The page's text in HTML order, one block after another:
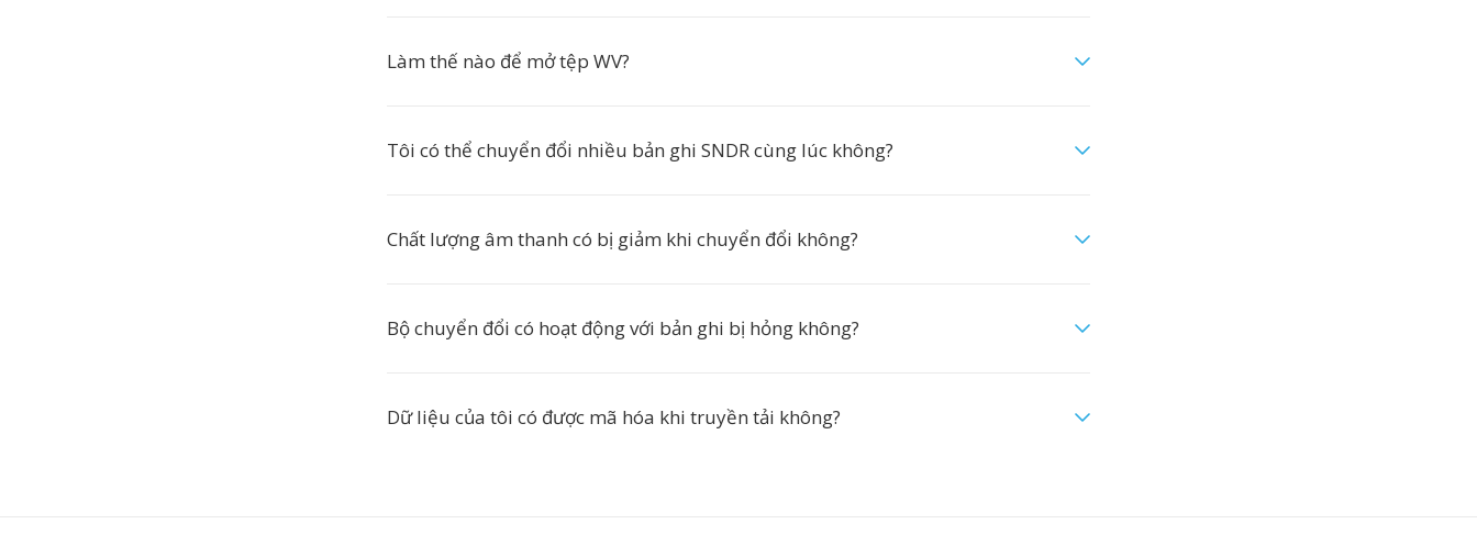
Làm thế nào để mở tệp WV?
Tôi có thể chuyển đổi nhiều bản ghi SNDR cùng lúc không?
Chất lượng âm thanh có bị giảm khi chuyển đổi không?
Bộ chuyển đổi có hoạt động với bản ghi bị hỏng không?
Dữ liệu của tôi có được mã hóa khi truyền tải không?